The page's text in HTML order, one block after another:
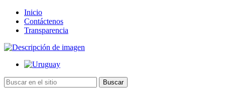
Inicio
Contáctenos
Transparencia